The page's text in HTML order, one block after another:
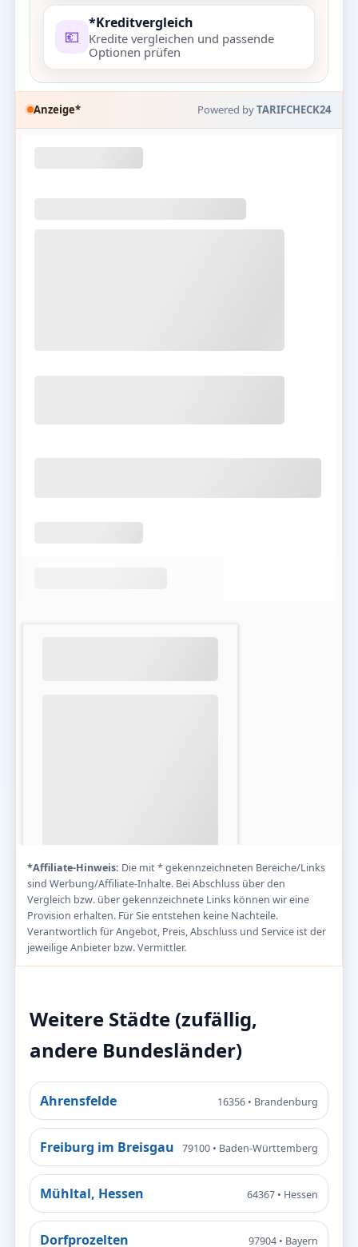
💶
*Kreditvergleich
Kredite vergleichen und passende
Optionen prüfen
Anzeige* Powered byTARIFCHECK24
*Affiliate-Hinweis: Die mit * gekennzeichneten Bereiche/Links
sind Werbung/Affiliate-Inhalte. Bei Abschluss über den
Vergleich bzw. über gekennzeichnete Links können wir eine
Provision erhalten. Für Sie entstehen keine Nachteile.
Verantwortlich für Angebot, Preis, Abschluss und Service ist der
jeweilige Anbieter bzw. Vermittler.
Weitere Städte (zufällig,
andere Bundesländer)
Ahrensfelde 16356 • Brandenburg
Freiburg im Breisgau 79100 • Baden-Württemberg
Mühltal, Hessen 64367 • Hessen
Dorfprozelten 97904 • Bayern